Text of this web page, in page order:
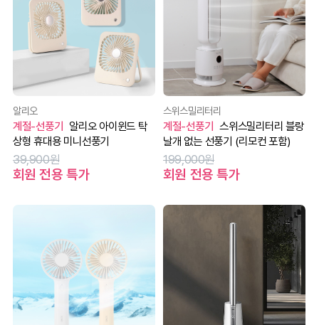
알리오
계절-선풍기 알리오 아이윈드 탁
상형 휴대용 미니선풍기
39,900원
회원 전용 특가
스위스밀리터리
계절-선풍기 스위스밀리터리 블랑
날개 없는 선풍기 (리모컨 포함)
199,000원
회원 전용 특가